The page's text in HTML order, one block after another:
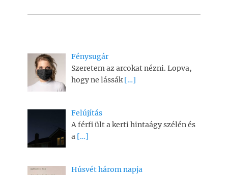
Fénysugár
Szeretem az arcokat nézni. Lopva,
hogy ne lássák[…]
Felújítás
A férfi ült a kerti hintaágy szélén és
a […]
Húsvét három napja